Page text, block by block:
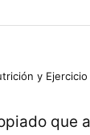
y Ejercicio
que